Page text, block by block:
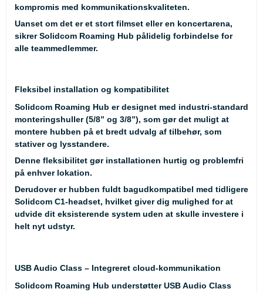
kompromis med kommunikationskvaliteten.
Uanset om det er et stort filmset eller en koncertarena,
sikrer Solidcom Roaming Hub pålidelig forbindelse for
alle teammedlemmer.
Fleksibel installation og kompatibilitet
Solidcom Roaming Hub er designet med industri-standard
monteringshuller (5/8” og 3/8”), som gør det muligt at
montere hubben på et bredt udvalg af tilbehør, som
stativer og lysstandere.
Denne fleksibilitet gør installationen hurtig og problemfri
på enhver lokation.
Derudover er hubben fuldt bagudkompatibel med tidligere
Solidcom C1-headset, hvilket giver dig mulighed for at
udvide dit eksisterende system uden at skulle investere i
helt nyt udstyr.
USB Audio Class – Integreret cloud-kommunikation
Solidcom Roaming Hub understøtterUSB Audio Class